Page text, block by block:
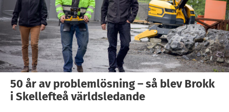
50 år av problemlösning – så blev Brokk
i Skellefteå världsledande